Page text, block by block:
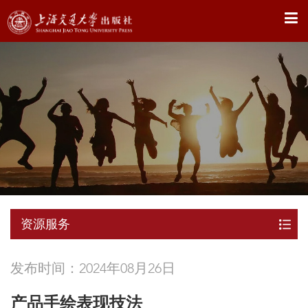
X
资源服务
发布时间：2024年08月26日
产品手绘表现技法